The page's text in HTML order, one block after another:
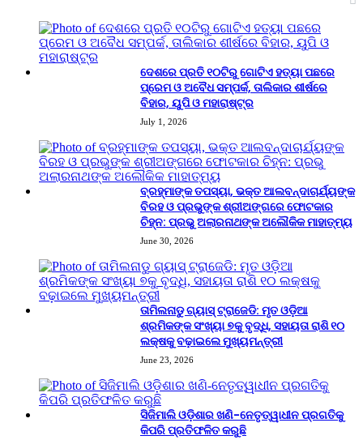
ଦେଶରେ ପ୍ରତି ୧୦ଟିରୁ ଗୋଟିଏ ହତ୍ୟା ପଛରେ
ପ୍ରେମ ଓ ଅବୈଧ ସମ୍ପର୍କ, ତାଲିକାର ଶୀର୍ଷରେ
ବିହାର, ୟୁପି ଓ ମହାରାଷ୍ଟ୍ର
July 1, 2026
ବ୍ରହ୍ମାଙ୍କ ତପସ୍ୟା, ଭକ୍ତ ଆଲବନ୍ଦାଚାର୍ଯ୍ୟଙ୍କ
ବିରହ ଓ ପ୍ରଭୁଙ୍କ ଶ୍ରୀଅଙ୍ଗରେ ଫୋଟକାର
ଚିହ୍ନ: ପ୍ରଭୁ ଅଲାରନାଥଙ୍କ ଅଲୌକିକ ମାହାତ୍ମ୍ୟ
June 30, 2026
ତାମିଲନାଡୁ ଗ୍ୟାସ୍ ଟ୍ରାଜେଡି: ମୃତ ଓଡ଼ିଆ
ଶ୍ରମିକଙ୍କ ସଂଖ୍ୟା ୭କୁ ବୃଦ୍ଧି, ସହାୟତା ରାଶି ୧୦
ଲକ୍ଷକୁ ବଢ଼ାଇଲେ ମୁଖ୍ୟମନ୍ତ୍ରୀ
June 23, 2026
ସିଜିମାଲି ଓଡ଼ିଶାର ଖଣି-ନେତୃତ୍ୱାଧୀନ ପ୍ରଗତିକୁ
କିପରି ପ୍ରତିଫଳିତ କରୁଛି